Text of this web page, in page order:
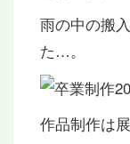
雨の中の搬
た…。
作品制作は